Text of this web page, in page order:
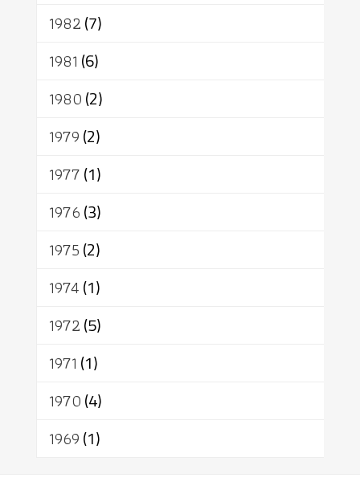
1982(7)
1981 (6)
1980(2)
1979(2)
1977(1)
1976(3)
1975(2)
1974(1)
1972(5)
1971 (1)
1970(4)
1969(1)